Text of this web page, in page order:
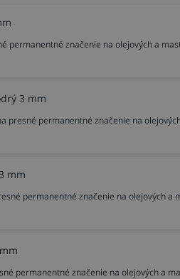
permanentné značenie na olejových a
3 mm
presné permanentné značenie na
mm
permanentné značenie na olejových a
permanentné značenie na olejových a